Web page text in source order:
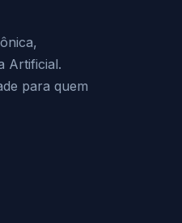
Artificial.
para quem